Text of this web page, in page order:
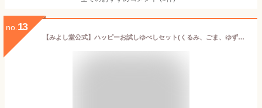
no. 13
【みよし堂公式】ハッピーお試しゆべしセット(くるみ、ごま、ゆずゆべし3個入×各1袋)和菓子 東北菓子 銘菓 郷土菓子 もち菓子